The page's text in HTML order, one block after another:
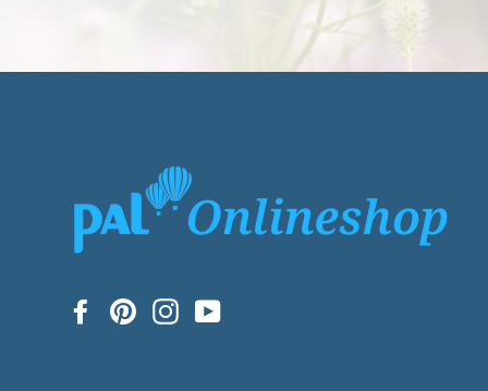
FacebookPinterestInstagram